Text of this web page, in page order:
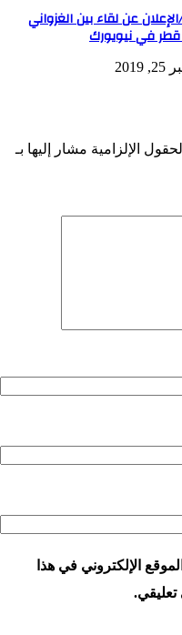
عن لقاء بين الغزواني
قطر في نيويورك
الحقول الإلزامية مشار إليها بـ
الإلكتروني في هذا
تعليقي.